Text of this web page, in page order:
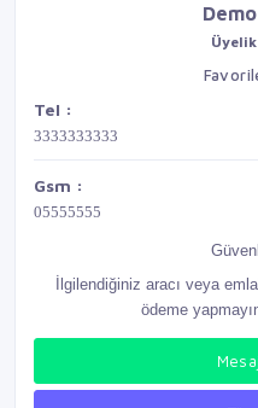
Demo
Tel :
3333333333
Gsm :
05555555
İlgilendiğiniz aracı veya
ödeme